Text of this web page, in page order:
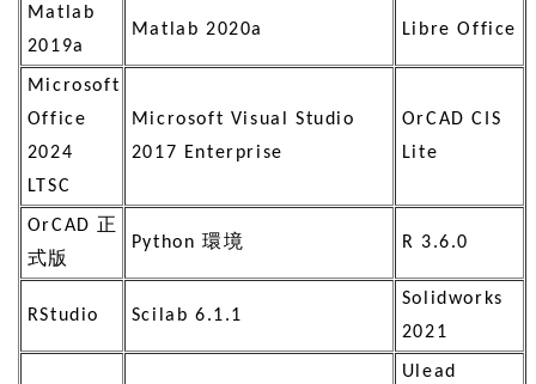
Matlab
2019a
Matlab 2020a Libre Office
Microsoft
Office
2024
LTSC
Microsoft Visual Studio
2017 Enterprise
OrCAD CIS
Lite
OrCAD 正
式版
Python 環境 R 3.6.0
RStudio Scilab 6.1.1
Solidworks
2021
Ulead